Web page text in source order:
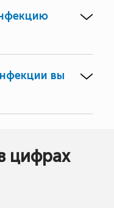
вы
цифрах